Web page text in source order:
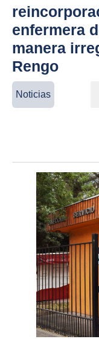
enfermera
manera
Rengo
Noticias